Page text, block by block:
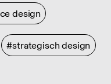
design
#strategisch design